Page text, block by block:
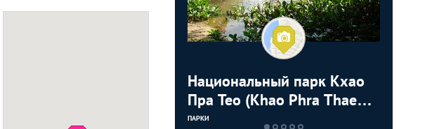
Национальный парк Кхао
Пра Тео (Khao Phra Thaeo
National Park)
ПАРКИ